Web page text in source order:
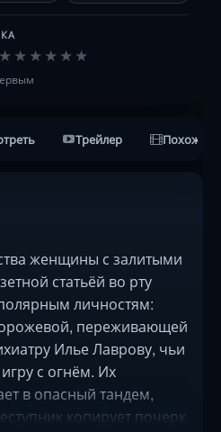
★ ★ ★ ★ ★ ★
Трейлер Похожие
женщины с залитыми
статьёй во рту
личностям:
переживающей
Илье Лаврову, чьи
с огнём. Их
в опасный тандем,
копирует почерк